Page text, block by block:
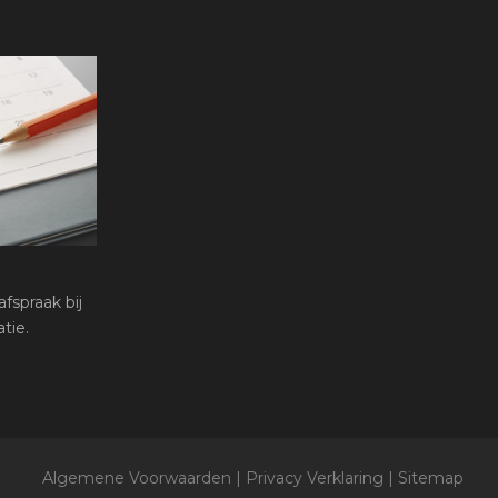
bij
Algemene Voorwaarden | Privacy Verklaring | Sitemap